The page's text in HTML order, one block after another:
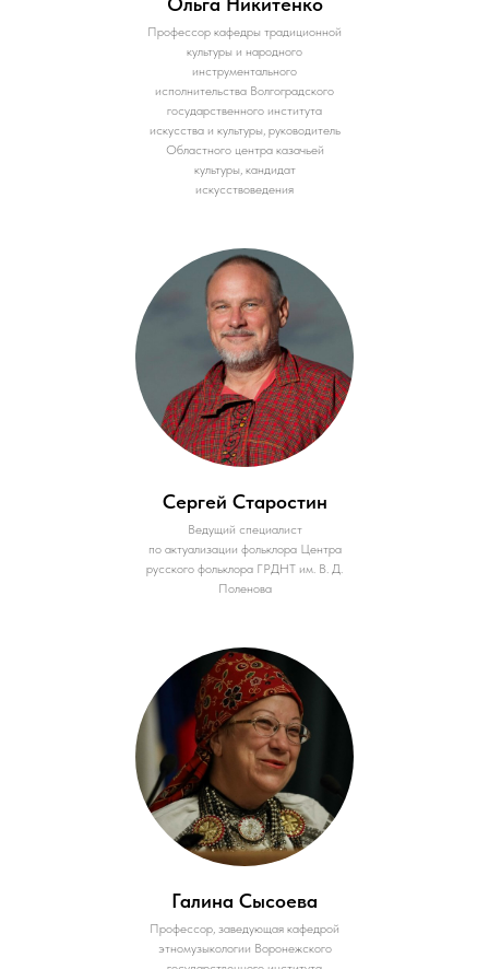
Профессор кафедры традиционной
культуры и народного
инструментального
исполнительства Волгоградского
государственного института
искусства и культуры, руководитель
Областного центра казачьей
культуры, кандидат
искусствоведения
Сергей Старостин
Ведущий специалист
по актуализации фольклора Центра
русского фольклора ГРДНТ им. В. Д.
Поленова
Галина Сысоева
Профессор, заведующая кафедрой
этномузыкологии Воронежского